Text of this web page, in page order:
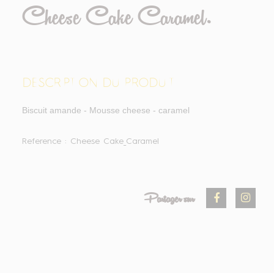
Cheese Cake Caramel.
DESCRIPTION DU PRODUIT
Biscuit amande - Mousse cheese - caramel
Reference : Cheese Cake_Caramel
Partager sur